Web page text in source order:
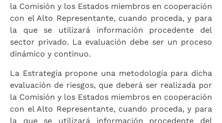
la Comisión y los Estados miembros en cooperación
con el Alto Representante, cuando proceda, y para
la que se utilizará información procedente del
sector privado. La evaluación debe ser un proceso
dinámico y continuo.
La Estrategia propone una metodología para dicha
evaluación de riesgos, que deberá ser realizada por
la Comisión y los Estados miembros en cooperación
con el Alto Representante, cuando proceda, y para
la que se utilizará información procedente del